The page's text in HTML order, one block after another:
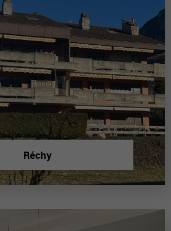
Réchy